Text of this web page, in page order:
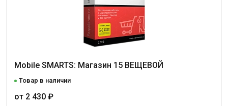
Mobile SMARTS: Магазин 15 ВЕЩЕВОЙ
Товар в наличии
от 2 430 ₽